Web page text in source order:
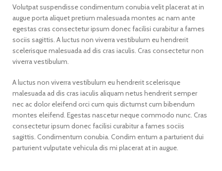
Volutpat suspendisse condimentum conubia velit placerat at in
augue porta aliquet pretium malesuada montes ac nam ante
egestas cras consectetur ipsum donec facilisi curabitur a fames
sociis sagittis. A luctus non viverra vestibulum eu hendrerit
scelerisque malesuada ad dis cras iaculis. Cras consectetur non
viverra vestibulum.
A luctus non viverra vestibulum eu hendrerit scelerisque
malesuada ad dis cras iaculis aliquam netus hendrerit semper
nec ac dolor eleifend orci cum quis dictumst cum bibendum
montes eleifend. Egestas nascetur neque commodo nunc. Cras
consectetur ipsum donec facilisi curabitur a fames sociis
sagittis. Condimentum conubia. Condim entum a parturient dui
parturient vulputate vehicula dis mi placerat at in augue.